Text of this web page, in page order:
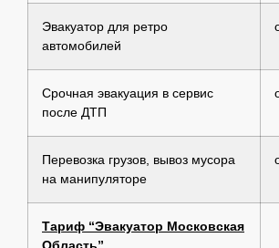
Эвакуатор для ретро
автомобилей
Срочная эвакуация в сервис
после ДТП
Перевозка грузов, вывоз мусора
на манипуляторе
Тариф “Эвакуатор Московская
Область”